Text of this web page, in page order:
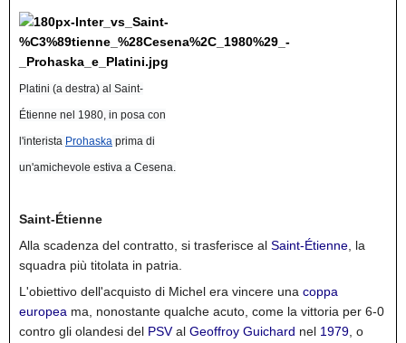
Platini (a destra) al Saint-
Étienne nel 1980, in posa con
l'interista Prohaska prima di
un'amichevole estiva a Cesena.
Saint-Étienne
Alla scadenza del contratto, si trasferisce al Saint-Étienne , la
squadra più titolata in patria.
L'obiettivo dell'acquisto di Michel era vincere una coppa
europea ma, nonostante qualche acuto, come la vittoria per 6-0
contro gli olandesi del PSV al Geoffroy Guichard nel 1979 , o